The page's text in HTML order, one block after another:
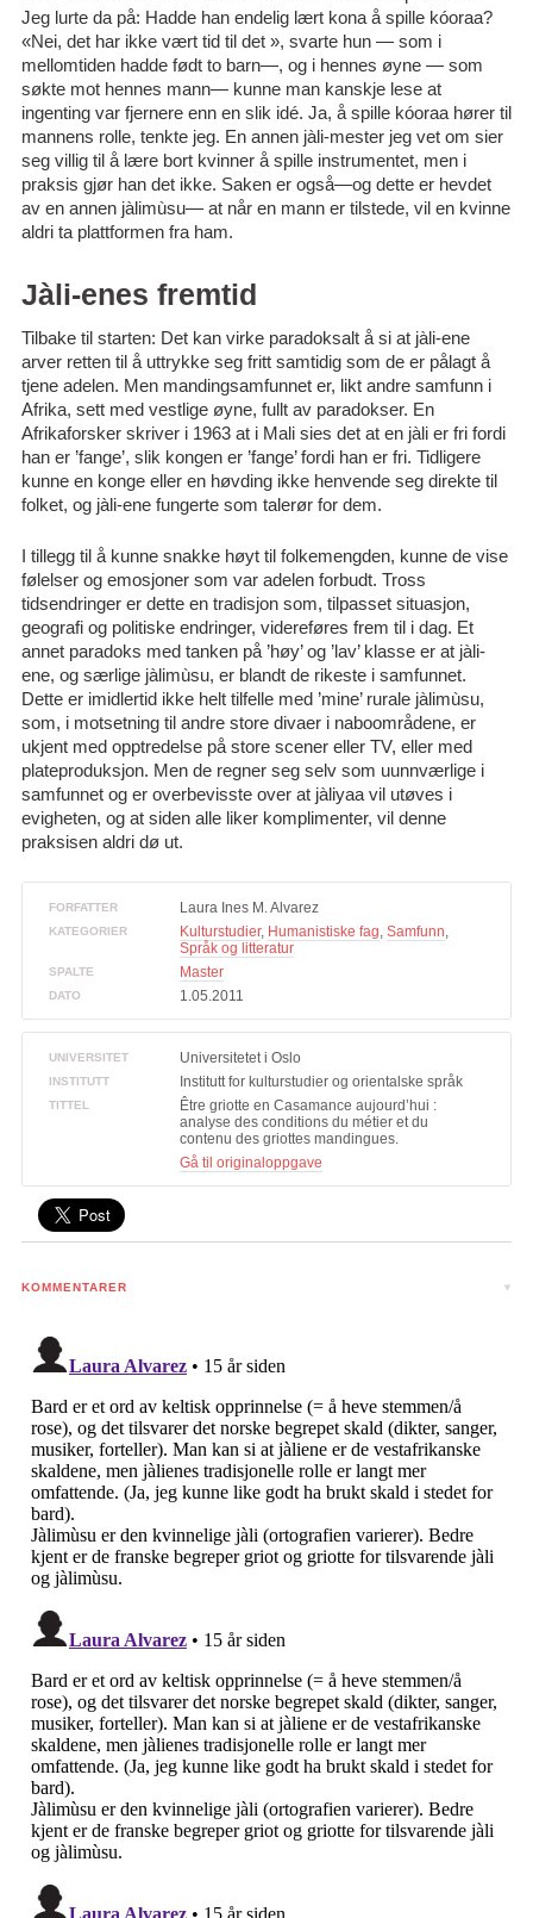
Jeg lurte da på: Hadde han endelig lært kona å spille kóoraa?
«Nei, det har ikke vært tid til det », svarte hun — som i
mellomtiden hadde født to barn—, og i hennes øyne — som
søkte mot hennes mann— kunne man kanskje lese at
ingenting var fjernere enn en slik idé. Ja, å spille kóoraa hører til
mannens rolle, tenkte jeg. En annen jàli-mester jeg vet om sier
seg villig til å lære bort kvinner å spille instrumentet, men i
praksis gjør han det ikke. Saken er også—og dette er hevdet
av en annen jàlimùsu— at når en mann er tilstede, vil en kvinne
aldri ta plattformen fra ham.
Jàli-enes fremtid
Tilbake til starten: Det kan virke paradoksalt å si at jàli-ene
arver retten til å uttrykke seg fritt samtidig som de er pålagt å
tjene adelen. Men mandingsamfunnet er, likt andre samfunn i
Afrika, sett med vestlige øyne, fullt av paradokser. En
Afrikaforsker skriver i 1963 at i Mali sies det at en jàli er fri fordi
han er ’fange’, slik kongen er ’fange’ fordi han er fri. Tidligere
kunne en konge eller en høvding ikke henvende seg direkte til
folket, og jàli-ene fungerte som talerør for dem.
I tillegg til å kunne snakke høyt til folkemengden, kunne de vise
følelser og emosjoner som var adelen forbudt. Tross
tidsendringer er dette en tradisjon som, tilpasset situasjon,
geografi og politiske endringer, videreføres frem til i dag. Et
annet paradoks med tanken på ’høy’ og ’lav’ klasse er at jàli-
ene, og særlige jàlimùsu, er blandt de rikeste i samfunnet.
Dette er imidlertid ikke helt tilfelle med ’mine’ rurale jàlimùsu,
som, i motsetning til andre store divaer i naboområdene, er
ukjent med opptredelse på store scener eller TV, eller med
plateproduksjon. Men de regner seg selv som uunnværlige i
samfunnet og er overbevisste over at jàliyaa vil utøves i
evigheten, og at siden alle liker komplimenter, vil denne
praksisen aldri dø ut.
FORFATTER Laura Ines M. Alvarez
KATEGORIER Kulturstudier, Humanistiske fag, Samfunn,
Språk og litteratur
SPALTE Master
DATO 1.05.2011
UNIVERSITET Universitetet i Oslo
INSTITUTT Institutt for kulturstudier og orientalske språk
TITTEL
Être griotte en Casamance aujourd’hui :
analyse des conditions du métier et du
contenu des griottes mandingues.
Gå til originaloppgave
KOMMENTARER